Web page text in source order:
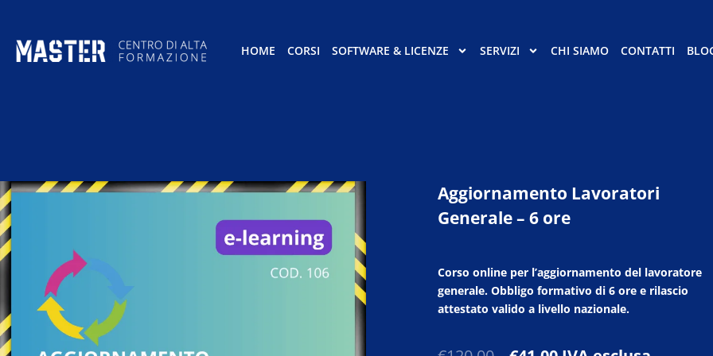
HOME CORSI SOFTWARE & LICENZE SERVIZI CHI SIAMO CONTATTI
Aggiornamento Lavoratori
Generale – 6 ore
Corso online per l’aggiornamento del lavoratore
generale. Obbligo formativo di 6 ore e rilascio
attestato valido a livello nazionale.